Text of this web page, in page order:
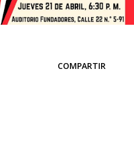
COMPARTIR